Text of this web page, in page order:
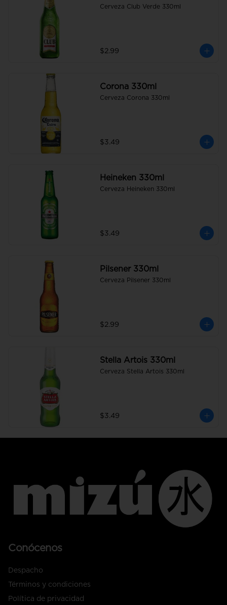
Cerveza Club Verde 330ml
$2.99
Corona 330ml
Cerveza Corona 330ml
$3.49
Heineken 330ml
Cerveza Heineken 330ml
$3.49
Pilsener 330ml
Cerveza Pilsener 330ml
$2.99
Stella Artois 330ml
Cerveza Stella Artois 330ml
$3.49
Conócenos
Despacho
Términos y condiciones
Política de privacidad